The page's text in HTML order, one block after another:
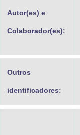
Autor(es) e
Colaborador(es):
Outros
identificadores: